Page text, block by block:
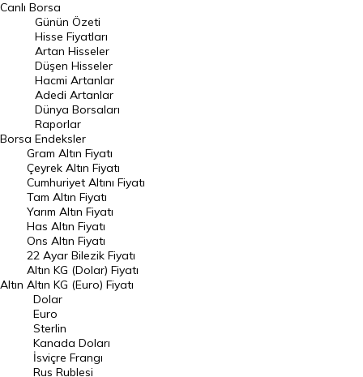
En Çok Artan Hisseler
En Çok Düşen Hisseler
Hacmi Artanlar
Geçmiş Kapanışlar
Dünya Borsaları
Raporlar
Endeksler
DÖVİZ
Döviz Kuru
Dolar Kuru
Euro Kuru
Pound Kuru
Frank Kuru
Riyal Kuru
Canlı Borsa
Borsa
Günün Özeti
Hisse Fiyatları
Artan Hisseler
Düşen Hisseler
Hacmi Artanlar
Adedi Artanlar
Dünya Borsaları
Raporlar
Endeksler
Altın
Gram Altın Fiyatı
Çeyrek Altın Fiyatı
Cumhuriyet Altını Fiyatı
Tam Altın Fiyatı
Yarım Altın Fiyatı
Has Altın Fiyatı
Ons Altın Fiyatı
22 Ayar Bilezik Fiyatı
Altın KG (Dolar) Fiyatı
Altın KG (Euro) Fiyatı
Dolar
Euro
Sterlin
Kanada Doları
İsviçre Frangı
Rus Rublesi